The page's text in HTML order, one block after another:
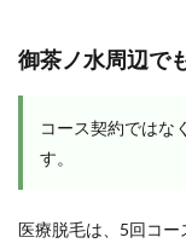
御茶ノ水周辺で
コース契約ではな
す。
医療脱毛は、5回コ